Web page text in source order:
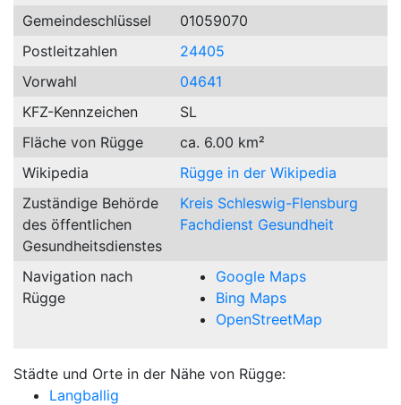
Gemeindeschlüssel
01059070
Postleitzahlen
24405
Vorwahl
04641
KFZ-Kennzeichen
SL
Fläche von Rügge
ca. 6.00 km²
Wikipedia
Rügge in der Wikipedia
Zuständige Behörde
des öffentlichen
Gesundheitsdienstes
Kreis Schleswig-Flensburg
Fachdienst Gesundheit
Navigation nach
Rügge
Google Maps
Bing Maps
OpenStreetMap
Städte und Orte in der Nähe von Rügge:
Langballig